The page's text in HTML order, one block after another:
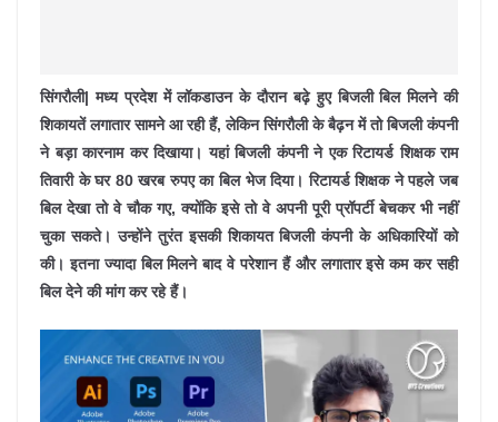
सिंगरौली| मध्य प्रदेश में लॉकडाउन के दौरान बढ़े हुए बिजली बिल मिलने की
शिकायतें लगातार सामने आ रही हैं, लेकिन सिंगरौली के बैढ़न में तो बिजली कंपनी
ने बड़ा कारनाम कर दिखाया। यहां बिजली कंपनी ने एक रिटायर्ड शिक्षक राम
तिवारी के घर 80 खरब रुपए का बिल भेज दिया। रिटायर्ड शिक्षक ने पहले जब
बिल देखा तो वे चौक गए, क्योंकि इसे तो वे अपनी पूरी प्रॉपर्टी बेचकर भी नहीं
चुका सकते। उन्होंने तुरंत इसकी शिकायत बिजली कंपनी के अधिकारियों को
की। इतना ज्यादा बिल मिलने बाद वे परेशान हैं और लगातार इसे कम कर सही
बिल देने की मांग कर रहे हैं।